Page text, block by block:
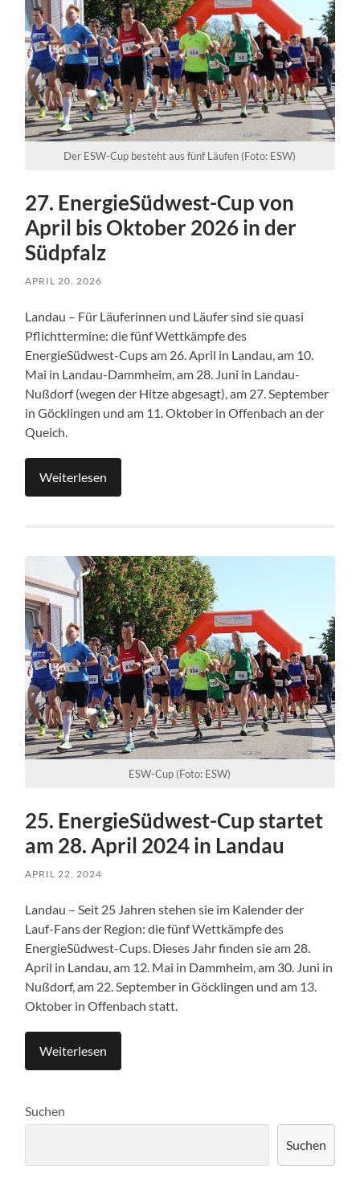
Der ESW-Cup besteht aus fünf Läufen (Foto: ESW)
27. EnergieSüdwest-Cup von
April bis Oktober 2026 in der
Südpfalz
APRIL 20, 2026
Landau – Für Läuferinnen und Läufer sind sie quasi
Pflichttermine: die fünf Wettkämpfe des
EnergieSüdwest-Cups am 26. April in Landau, am 10.
Mai in Landau-Dammheim, am 28. Juni in Landau-
Nußdorf (wegen der Hitze abgesagt), am 27. September
in Göcklingen und am 11. Oktober in Offenbach an der
Queich.
Weiterlesen
ESW-Cup (Foto: ESW)
25. EnergieSüdwest-Cup startet
am 28. April 2024 in Landau
APRIL 22, 2024
Landau – Seit 25 Jahren stehen sie im Kalender der
Lauf-Fans der Region: die fünf Wettkämpfe des
EnergieSüdwest-Cups. Dieses Jahr finden sie am 28.
April in Landau, am 12. Mai in Dammheim, am 30. Juni in
Nußdorf, am 22. September in Göcklingen und am 13.
Oktober in Offenbach statt.
Weiterlesen
Suchen
Suchen